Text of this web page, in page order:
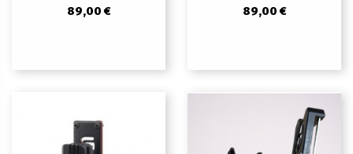
89,00 €
89,00 €